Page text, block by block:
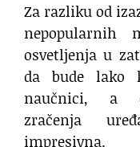
Za razliku od
nepopularnih
osvetljenja u
da bude lako
naučnici, a
zračenja
impresivna.